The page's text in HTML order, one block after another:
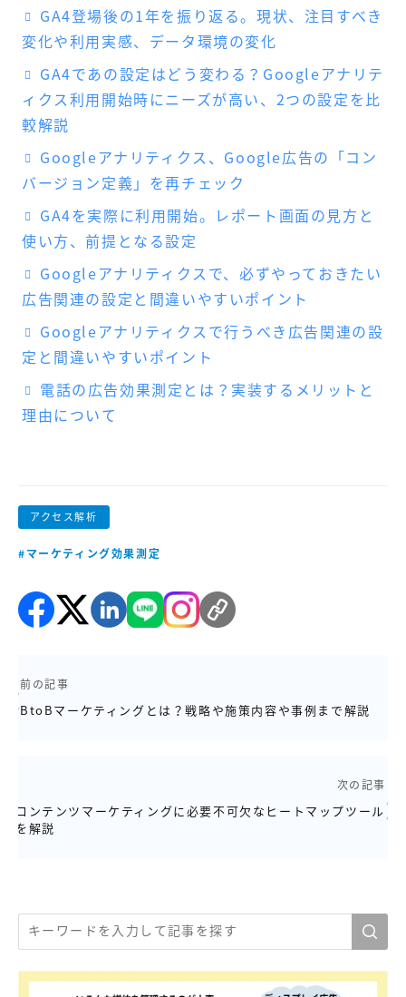
アクセス解析
#マーケティング効果測定
前の記事
BtoBマーケティングとは？戦略や施策内容や事例まで解説
次の記事
コンテンツマーケティングに必要不可欠なヒートマップツール
を解説
GA4登場後の1年を振り返る。現状、注目すべき
変化や利用実感、データ環境の変化
GA4であの設定はどう変わる？Googleアナリテ
ィクス利用開始時にニーズが高い、2つの設定を比
較解説
Googleアナリティクス、Google広告の「コン
バージョン定義」を再チェック
GA4を実際に利用開始。レポート画面の見方と
使い方、前提となる設定
Googleアナリティクスで、必ずやっておきたい
広告関連の設定と間違いやすいポイント
Googleアナリティクスで行うべき広告関連の設
定と間違いやすいポイント
電話の広告効果測定とは？実装するメリットと
理由について